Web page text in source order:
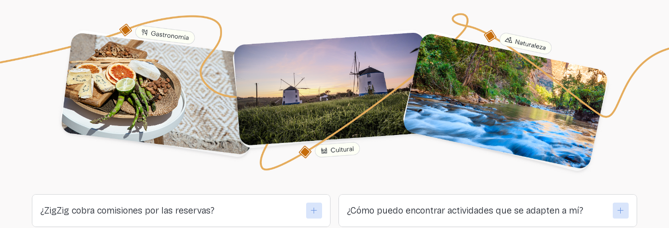
¿ZigZig cobra comisiones por las reservas? ¿Cómo puedo encontrar actividades que se adapten a mí?